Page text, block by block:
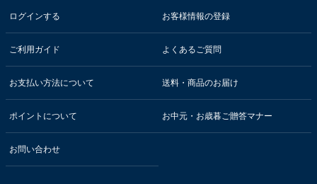
ログインする お客様情報の登録
ご利用ガイド よくあるご質問
お支払い方法について 送料・商品のお届け
ポイントについて お中元・お歳暮ご贈答マナー
お問い合わせ